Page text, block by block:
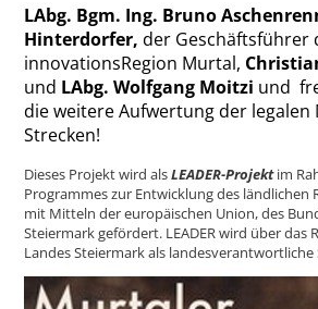
LAbg. Bgm. Ing. Bruno
Hinterdorfer, der Geschäftsführer
innovationsRegion Murtal,
und LAbg. Wolfgang Moitzi und
die weitere Aufwertung der
Strecken!
Dieses Projekt wird alsLEADER-Projektim
Programmes zur Entwicklung des ländlichen
mit Mitteln der europäischen Union, des
Steiermark gefördert. LEADER wird über das
Landes Steiermark als landesverantwortliche